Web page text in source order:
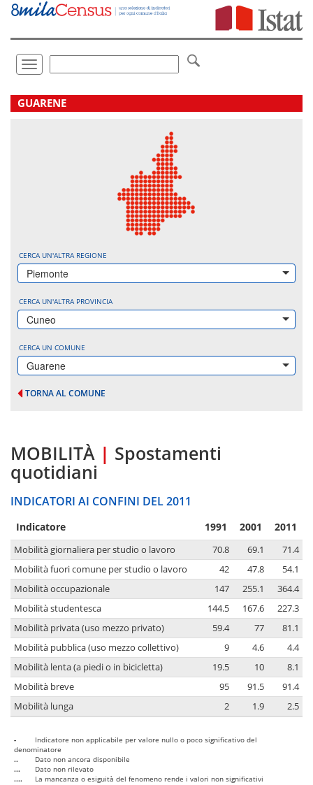
Vai
direttamente
Toggle
navigation
.
GUARENE
CERCA UN'ALTRA REGIONE
Piemonte
CERCA UN'ALTRA PROVINCIA
Cuneo
CERCA UN COMUNE
Guarene
TORNA AL COMUNE
MOBILITÀ | Spostamenti
quotidiani
INDICATORI AI CONFINI DEL 2011
Indicatore 1991 2001 2011
Mobilità giornaliera per studio o lavoro 70.8 69.1
71.4
Mobilità fuori comune per studio o lavoro
42 47.8
54.1
Mobilità occupazionale
147 255.1
364.4
Mobilità studentesca
144.5 167.6
227.3
Mobilità privata (uso mezzo privato)
59.4 77
81.1
Mobilità pubblica (uso mezzo collettivo)
9 4.6
4.4
Mobilità lenta (a piedi o in bicicletta)
19.5 10
8.1
Mobilità breve
95 91.5
91.4
Mobilità lunga
2 1.9 2.5
-
Indicatore non applicabile per valore nullo o poco significativo del
denominatore
..
Dato non ancora disponibile
...
Dato non rilevato
....
La mancanza o esiguità del fenomeno rende i valori non significativi